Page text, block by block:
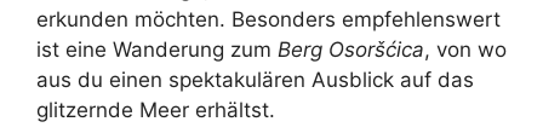
erkunden möchten. Besonders empfehlenswert
ist eine Wanderung zum Berg Osoršćica, von wo
aus du einen spektakulären Ausblick auf das
glitzernde Meer erhältst.